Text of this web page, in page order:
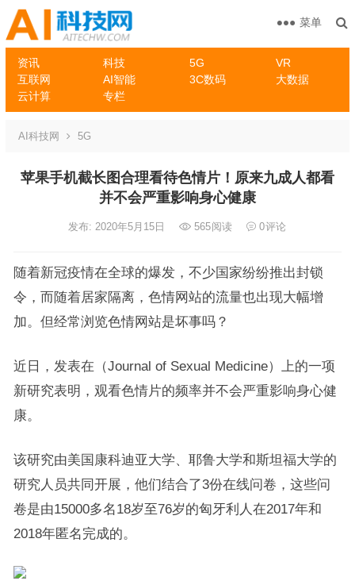
资讯 科技 5G
VR
互联网
AI智能 3C数码
大数据
云计算
专栏
菜单
AI科技网 5G
苹果手机截长图合理看待色情片！原来九成人都看
并不会严重影响身心健康
发布: 2020年5月15日 565阅读 0评论
随着新冠疫情在全球的爆发，不少国家纷纷推出封锁
令，而随着居家隔离，色情网站的流量也出现大幅增
加。但经常浏览色情网站是坏事吗？
近日，发表在（Journal of Sexual Medicine）上的一项
新研究表明，观看色情片的频率并不会严重影响身心健
康。
该研究由美国康科迪亚大学、耶鲁大学和斯坦福大学的
研究人员共同开展，他们结合了3份在线问卷，这些问
卷是由15000多名18岁至76岁的匈牙利人在2017年和
2018年匿名完成的。